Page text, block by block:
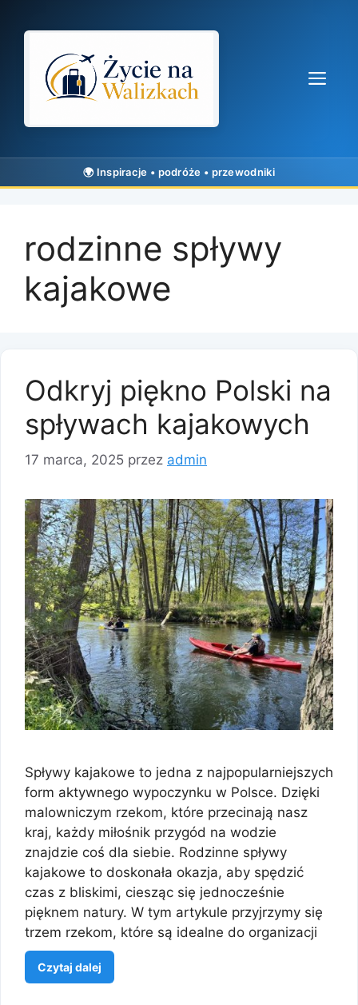
rodzinne spływy
kajakowe
Odkryj piękno Polski na
spływach kajakowych
17 marca, 2025 przez admin
Spływy kajakowe to jedna z najpopularniejszych
form aktywnego wypoczynku w Polsce. Dzięki
malowniczym rzekom, które przecinają nasz
kraj, każdy miłośnik przygód na wodzie
znajdzie coś dla siebie. Rodzinne spływy
kajakowe to doskonała okazja, aby spędzić
czas z bliskimi, ciesząc się jednocześnie
pięknem natury. W tym artykule przyjrzymy się
trzem rzekom, które są idealne do organizacji
Czytaj dalej